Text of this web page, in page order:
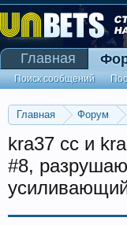
Главная Форум
kra37 cc и
#8,
Главная
Поиск сообщений